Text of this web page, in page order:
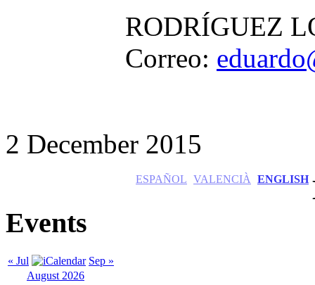
RODRÍGUEZ
Correo:
2 December 2015
ESPAÑOL VALENCIÀ ENGLISH
Events
« Jul
Sep »
August 2026